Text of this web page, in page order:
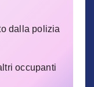
dalla polizia
occupanti